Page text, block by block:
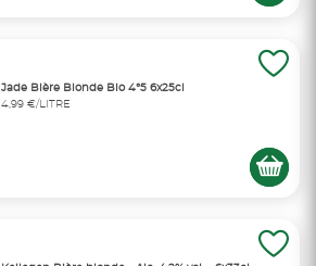
Jade Bière Blonde Bio 4°5 6x25cl
4,99 €/LITRE